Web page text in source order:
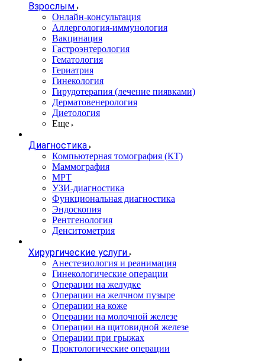
Взрослым
Онлайн-консультация
Аллергология-иммунология
Вакцинация
Гастроэнтерология
Гематология
Гериатрия
Гинекология
Гирудотерапия (лечение пиявками)
Дерматовенерология
Диетология
Еще
Диагностика
Компьютерная томография (КТ)
Маммография
МРТ
УЗИ-диагностика
Функциональная диагностика
Эндоскопия
Рентгенология
Денситометрия
Хирургические услуги
Анестезиология и реанимация
Гинекологические операции
Операции на желудке
Операции на желчном пузыре
Операции на коже
Операции на молочной железе
Операции на щитовидной железе
Операции при грыжах
Проктологические операции